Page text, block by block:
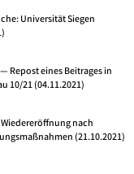
Universität Siegen
Repost eines Beitrages in
10/21 (04.11.2021)
Wiedereröffnung nach
(21.10.2021)